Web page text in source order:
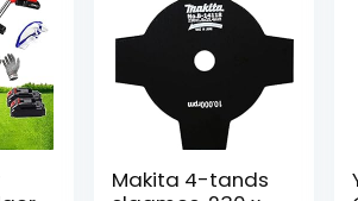
Makita 4-tands